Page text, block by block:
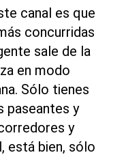
canal es que
concurridas
sale de la
en modo
Sólo tienes
paseantes y
y
está bien, sólo